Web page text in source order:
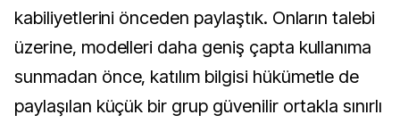
kabiliyetlerini önceden paylaştık. Onların talebi
üzerine, modelleri daha geniş çapta kullanıma
sunmadan önce, katılım bilgisi hükümetle de
paylaşılan küçük bir grup güvenilir ortakla sınırlı